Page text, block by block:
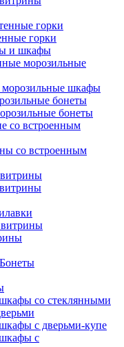
горки
горки
и шкафы
морозильные
морозильные шкафы
бонеты
бонеты
со встроенным
со встроенным
со стеклянными
с дверьми-купе
с